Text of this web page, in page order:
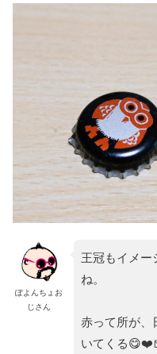
ぽよんちょお
じさん
王冠もイメー
ね。
赤って所が、
いてくる